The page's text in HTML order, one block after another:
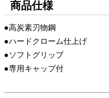
商品仕様
●高炭素刃物鋼
●ハードクローム仕上げ
●ソフトグリップ
●専用キャップ付